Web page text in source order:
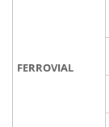
FERROVIAL